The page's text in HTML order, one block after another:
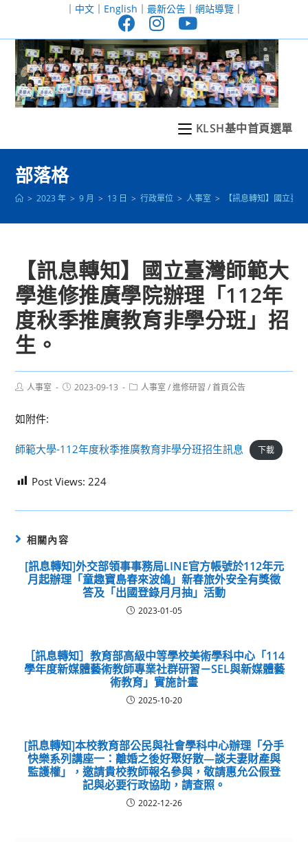
至
｜ 中文｜ English ｜ 最新公告｜ 網站導覽｜
KLSH基中首頁選單
部落格
> 2023 年 > 9 月 > 13 日 > 行政單位 > 人事室 > 【訊息轉知】國立臺
【訊息轉知】國立臺灣師範大
學進修推廣學院辦理「112年
度秋季推廣教育非學分班」招
生。
Post人事室
Post2023-09-13
Post人事室 / 進修研習 / 首頁公告
如附件:
師範大學-112年度秋季推廣教育非學分班招生訊息 下載
Post Views: 224
相關內容
[訊息轉知]外交部領事事務局LINE官方帳號於112年元
月起辦理「童趣寶島春來波鴿」新春旅外安全有獎徵
答及「出國登錄月月抽」活動
2023-01-05
［訊息轉知］教育部高級中等學校美術學科中心「114
學年度新媒體藝術教師專業社群研習－SEL與新媒體藝
術教育」實施計畫
2025-10-20
[訊息轉知]本校教育部公民與社會學科中心辦理「分手
快樂系列講座一：離婚之後好聚好散—談夫妻財產與
監護權」，邀請貴校教師報名參與，敬請惠允公假登
記與必要行政協助，請查照。
2022-12-26